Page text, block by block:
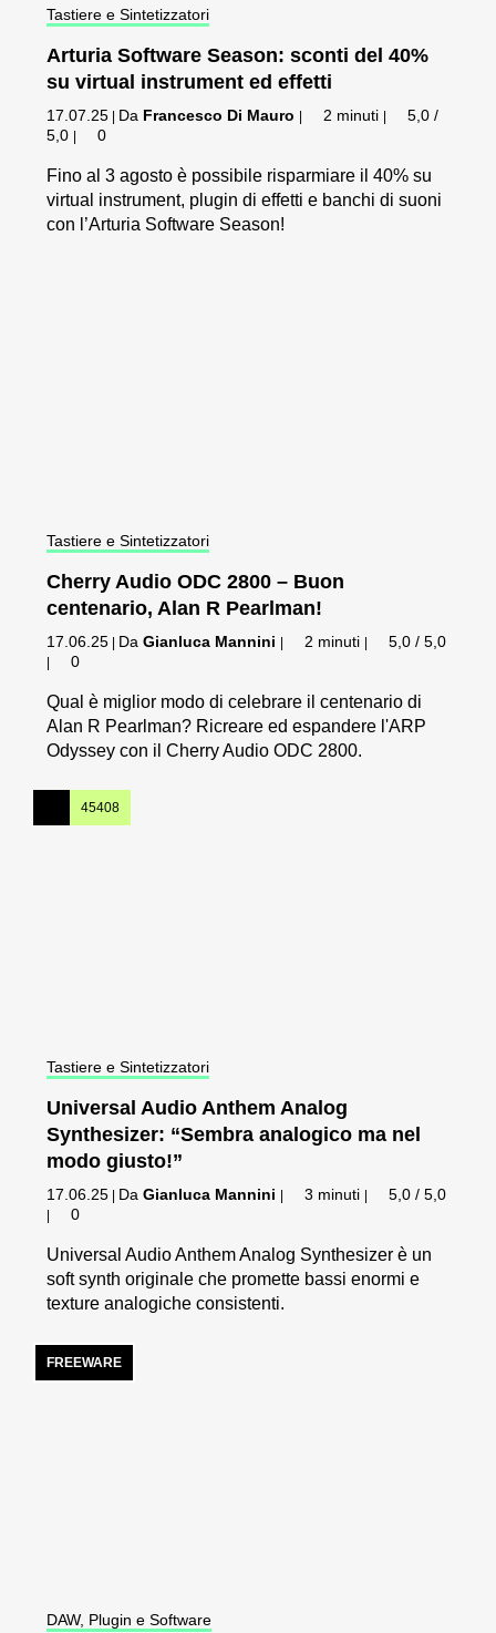
Tastiere e Sintetizzatori
Arturia Software Season: sconti del 40%
su virtual instrument ed effetti
17.07.25 | Da Francesco Di Mauro | 2 minuti |
5,0 /
5,0 | 0
Fino al 3 agosto è possibile risparmiare il 40% su
virtual instrument, plugin di effetti e banchi di suoni
con l’Arturia Software Season!
Tastiere e Sintetizzatori
Cherry Audio ODC 2800 – Buon
centenario, Alan R Pearlman!
17.06.25 | DaGianluca Mannini | 2 minuti | 5,0 / 5,0
| 0
Qual è miglior modo di celebrare il centenario di
Alan R Pearlman? Ricreare ed espandere l'ARP
Odyssey con il Cherry Audio ODC 2800.
45408
Tastiere e Sintetizzatori
Universal Audio Anthem Analog
Synthesizer: “Sembra analogico ma nel
modo giusto!”
17.06.25 | DaGianluca Mannini | 3 minuti | 5,0 / 5,0
| 0
Universal Audio Anthem Analog Synthesizer è un
soft synth originale che promette bassi enormi e
texture analogiche consistenti.
FREEWARE
DAW, Plugin e Software